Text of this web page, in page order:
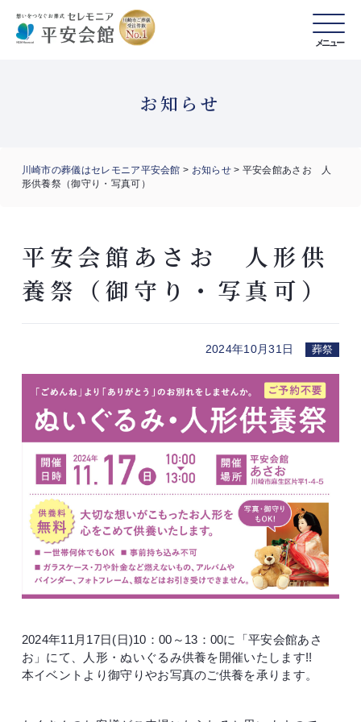
メニュー
お知らせ
川崎市の葬儀はセレモニア平安会館 > お知らせ> 平安会館あさお 人
形供養祭（御守り・写真可）
平安会館あさお 人形供
養祭（御守り・写真可）
2024年10月31日 葬祭
2024年11月17日(日)10：00～13：00に「平安会館あさ
お」にて、人形・ぬいぐるみ供養を開催いたします!!
本イベントより御守りやお写真のご供養を承ります。